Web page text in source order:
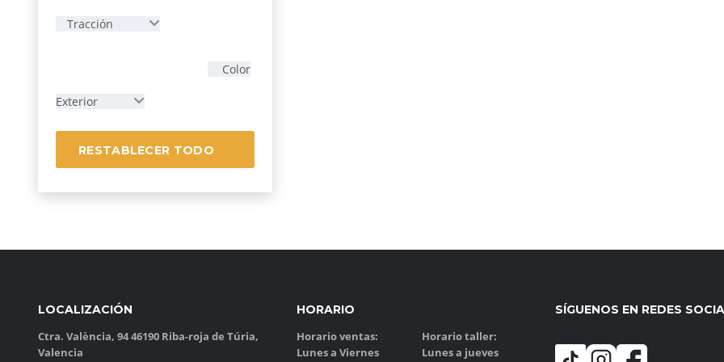
Tracción
Color
Exterior
RESTABLECER TODO
LOCALIZACIÓN
Ctra. València, 94 46190 Riba-roja de Túria,
Valencia
HORARIO
Horario ventas:
Lunes a Viernes
Horario taller:
Lunes a jueves
SÍGUENOS EN REDES